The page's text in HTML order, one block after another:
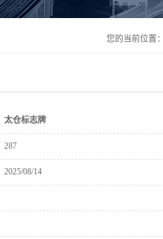
您的当前位置：
太仓标志牌
287
2025/08/14